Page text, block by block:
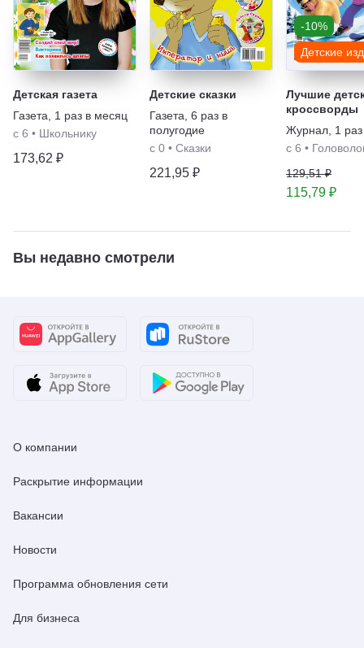
Детская газета
Газета
1 раз в месяц
с 6 • Школьнику
173,62 ₽
Детские сказки
Газета 6 раз в
полугодие
с 0 • Сказки
221,95 ₽
-10%
Детские
Лучшие
кроссворды
Журнал 1
с 6 •
129,51 ₽
115,79 ₽
Вы недавно смотрели
О компании
Раскрытие информации
Вакансии
Новости
Программа обновления сети
Для бизнеса